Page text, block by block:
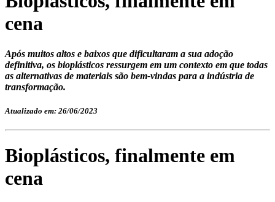
cena
Após muitos altos e baixos que dificultaram a sua adoção
definitiva, os bioplásticos ressurgem em um contexto em que todas
as alternativas de materiais são bem-vindas para a indústria de
transformação.
Atualizado em: 26/06/2023
Bioplásticos, finalmente em
cena